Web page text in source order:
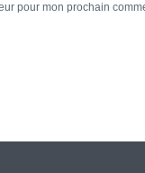
pour mon prochain